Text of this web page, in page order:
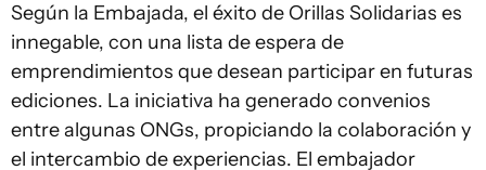
Según la Embajada, el éxito de Orillas Solidarias es
innegable, con una lista de espera de
emprendimientos que desean participar en futuras
ediciones. La iniciativa ha generado convenios
entre algunas ONGs, propiciando la colaboración y
el intercambio de experiencias. El embajador